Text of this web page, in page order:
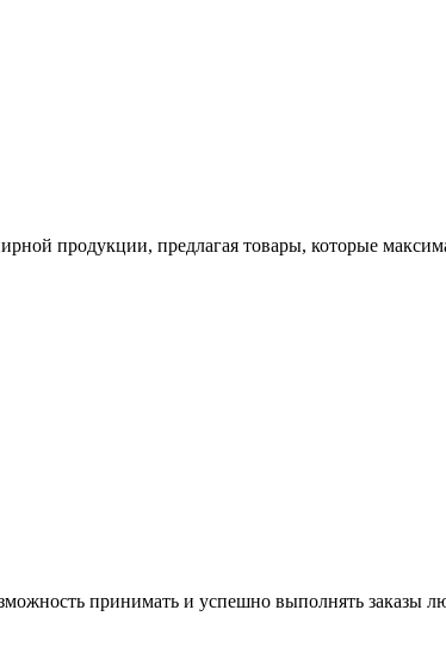
продукции, предлагая товары, которые
принимать и успешно выполнять заказы